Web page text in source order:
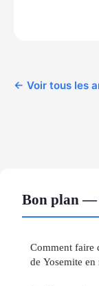
← Voir tous les
Bon plan —
Comment faire
de Yosemite